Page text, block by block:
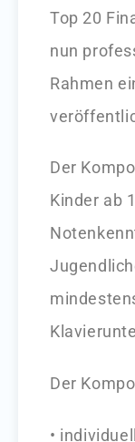
Top 20
nun
Rahmen
Der
Kinder ab
Der
•